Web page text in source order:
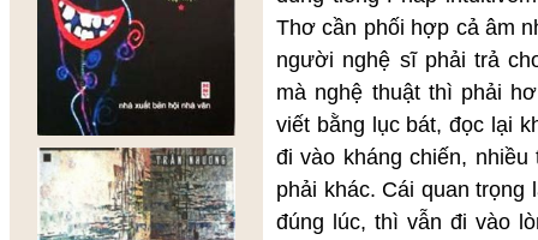
Thơ cần phối hợp cả âm
người nghệ sĩ phải trả
mà nghệ thuật thì phải
viết bằng lục bát, đọc lại
đi vào kháng chiến,
phải khác. Cái quan trọng
đúng lúc, thì vẫn đi vào